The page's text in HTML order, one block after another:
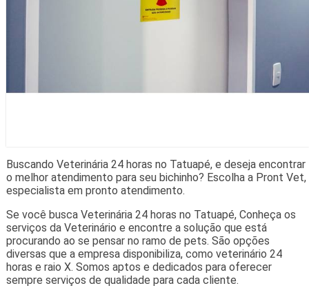
Buscando Veterinária 24 horas no Tatuapé, e deseja encontrar
o melhor atendimento para seu bichinho? Escolha a Pront Vet,
especialista em pronto atendimento.
Se você busca Veterinária 24 horas no Tatuapé, Conheça os
serviços da Veterinário e encontre a solução que está
procurando ao se pensar no ramo de pets. São opções
diversas que a empresa disponibiliza, como veterinário 24
horas e raio X. Somos aptos e dedicados para oferecer
sempre serviços de qualidade para cada cliente.